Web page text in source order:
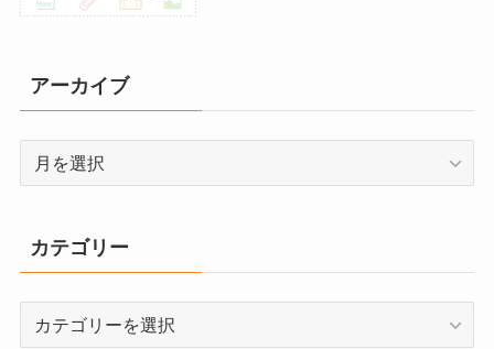
アーカイブ
ブ
カテゴリー